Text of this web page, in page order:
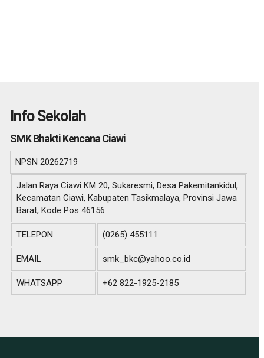
Info Sekolah
SMK Bhakti Kencana Ciawi
NPSN20262719
Jalan Raya Ciawi KM 20, Sukaresmi, Desa Pakemitankidul,
Kecamatan Ciawi, Kabupaten Tasikmalaya, Provinsi Jawa
Barat, Kode Pos 46156
TELEPON (0265) 455111
EMAIL smk_bkc@yahoo.co.id
WHATSAPP +62 822-1925-2185